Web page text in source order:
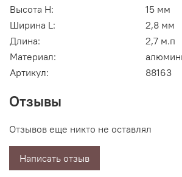
Высота H:
15 мм
Ширина L:
2,8 мм
Длина:
2,7 м.п
Материал:
Артикул:
88163
Отзывы
Отзывов еще никто не оставлял
Написать отзыв